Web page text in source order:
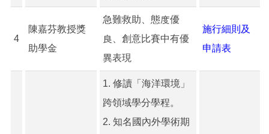
4
陳嘉芬教授獎
助學金
急難救助、態度優
良、創意比賽中有優
異表現
施行細則及
申請表
1. 修讀「海洋環境」
跨領域學分學程。
2. 知名國內外學術期